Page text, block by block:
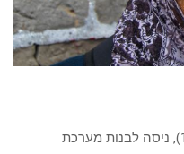
הקיסר ג’וּ-יְוֵּאנְגָ’אנְג (שלט 1368–1398), ניסה לבנות מערכת